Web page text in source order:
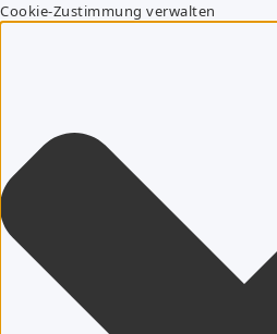
Cookie-Zustimmung verwalten